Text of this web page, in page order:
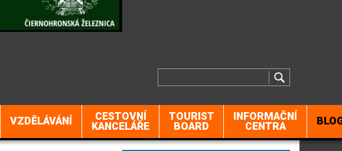
VZDĚLÁVÁNÍ
CESTOVNÍ
KANCELÁŘE
TOURIST
BOARD
INFORMAČNÍ
CENTRA